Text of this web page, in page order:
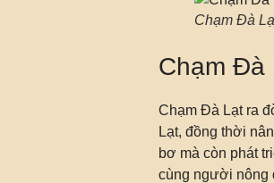
Chạm Đà
Chạm Đà
Chạm Đà Lạt ra
Lạt, đồng thời
bơ mà còn phát
cùng người nông